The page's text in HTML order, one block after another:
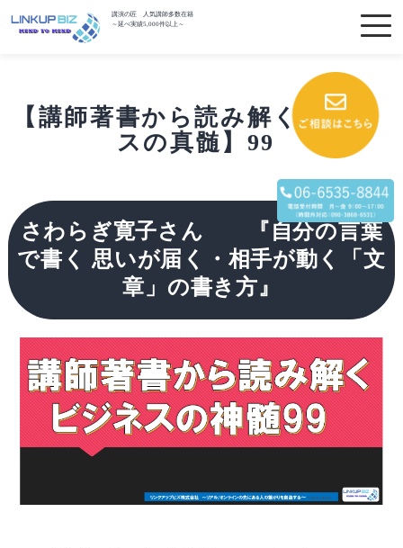
講演の匠 人気講師多数在籍
～延べ実績5,000件以上～
【講師著書から読み解くビジネ
スの真髄】99
さわらぎ寛子さん 『自分の言葉
で書く 思いが届く・相手が動く「文
章」の書き方』